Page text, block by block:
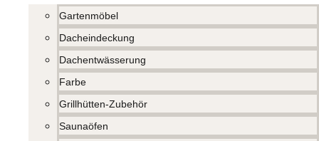
Gartenmöbel
Dacheindeckung
Dachentwässerung
Farbe
Grillhütten-Zubehör
Saunaöfen